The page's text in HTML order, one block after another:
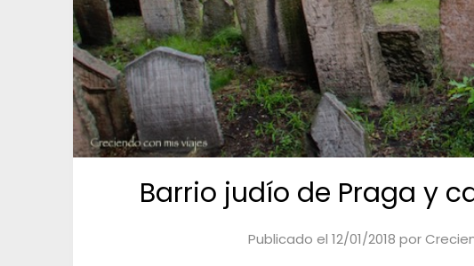
Barrio judío de Praga y
Publicado el 12/01/2018 por